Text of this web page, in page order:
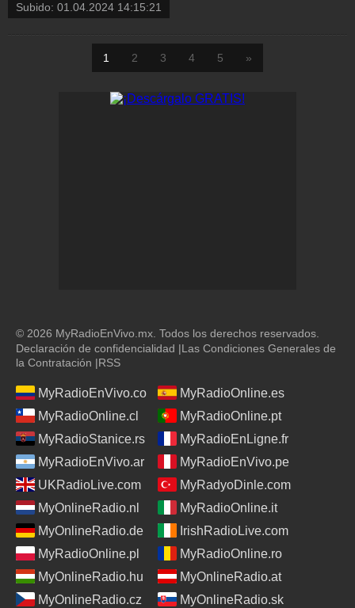
Subido: 01.04.2024 14:15:21
1 2 3 4 5 »
© 2026 MyRadioEnVivo.mx. Todos los derechos reservados.
Declaración de confidencialidad |Las Condiciones Generales de
la Contratación |RSS
MyRadioEnVivo.co
MyRadioOnline.es
MyRadioOnline.cl
MyRadioOnline.pt
MyRadioStanice.rs
MyRadioEnLigne.fr
MyRadioEnVivo.ar
MyRadioEnVivo.pe
UKRadioLive.com
MyRadyoDinle.com
MyOnlineRadio.nl
MyRadioOnline.it
MyOnlineRadio.de
IrishRadioLive.com
MyRadioOnline.pl
MyRadioOnline.ro
MyOnlineRadio.hu
MyOnlineRadio.at
MyOnlineRadio.cz
MyOnlineRadio.sk